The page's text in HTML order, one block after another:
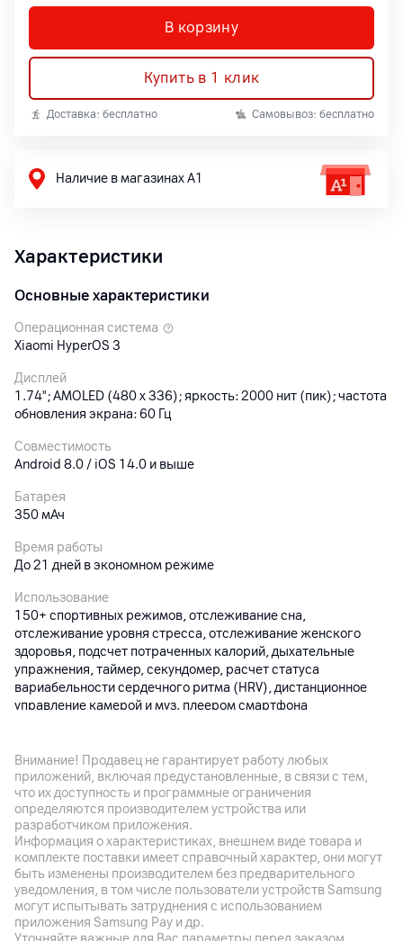
В корзину
Купить в 1 клик
Доставка: бесплатно Самовывоз: бесплатно
Наличие в магазинах А1
Характеристики
Основные характеристики
Операционная система
Xiaomi HyperOS 3
Дисплей
1.74"; AMOLED (480 x 336); яркость: 2000 нит (пик); частота
обновления экрана: 60 Гц
Совместимость
Android 8.0 / iOS 14.0 и выше
Батарея
350 мАч
Время работы
До 21 дней в экономном режиме
Использование
150+ спортивных режимов, отслеживание сна,
отслеживание уровня стресса, отслеживание женского
здоровья, подсчет потраченных калорий, дыхательные
упражнения, таймер, секундомер, расчет статуса
вариабельности сердечного ритма (HRV), дистанционное
управление камерой и муз. плеером смартфона
Акселерометр, гироскоп, датчик сердечного ритма (с
датчиком уровня кислорода в крови), электронный компас,
датчик освещенности
Особенности
Дисплей закрыт 2.5D усиленным стеклом, поддерживает
автоматическую регулировку яркости и режим Always On
Display
Дополнительно
Bluetooth 5.4; GNSS: BeiDou, GPS, GLONASS, Galileo, QZSS
Внимание! Продавец не гарантирует работу любых
приложений, включая предустановленные, в связи с тем,
что их доступность и программные ограничения
определяются производителем устройства или
разработчиком приложения.
Информация о характеристиках, внешнем виде товара и
комплекте поставки имеет справочный характер, они могут
быть изменены производителем без предварительного
уведомления, в том числе пользователи устройств Samsung
могут испытывать затруднения с использованием
приложения Samsung Pay и др.